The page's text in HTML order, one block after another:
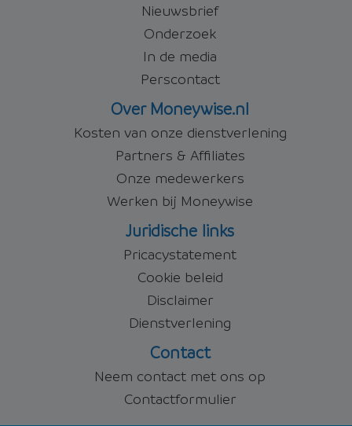
Nieuwsbrief
Onderzoek
In de media
Perscontact
Over Moneywise.nl
Kosten van onze dienstverlening
Partners & Affiliates
Onze medewerkers
Werken bij Moneywise
Juridische links
Pricacystatement
Cookie beleid
Disclaimer
Dienstverlening
Contact
Neem contact met ons op
Contactformulier